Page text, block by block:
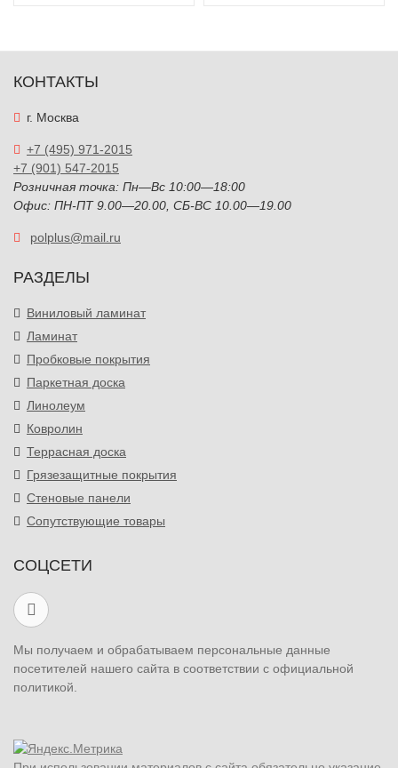
КОНТАКТЫ
г. Москва
+7 (495) 971-2015
+7 (901) 547-2015
Розничная точка: Пн—Вс 10:00—18:00
Офис: ПН-ПТ 9.00—20.00, СБ-ВС 10.00—19.00
polplus@mail.ru
РАЗДЕЛЫ
Виниловый ламинат
Ламинат
Пробковые покрытия
Паркетная доска
Линолеум
Ковролин
Террасная доска
Грязезащитные покрытия
Стеновые панели
Сопутствующие товары
СОЦСЕТИ
Мы получаем и обрабатываем персональные данные
посетителей нашего сайта в соответствии с официальной
политикой.